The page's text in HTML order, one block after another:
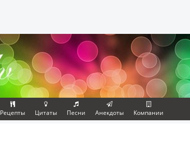
Рецепты Цитаты Песни Анекдоты Компании